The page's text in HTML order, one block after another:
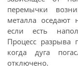
перемычки
металла оседают
если есть
Процесс разрыва
когда дуга
отключено.